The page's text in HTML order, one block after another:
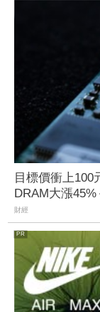
目標價衝上
DRAM大漲
財經